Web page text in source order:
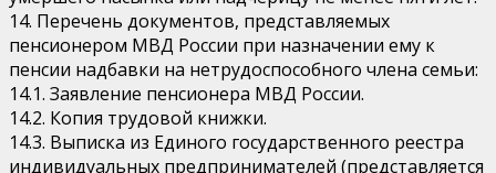
14. Перечень документов, представляемых
пенсионером МВД России при назначении ему к
пенсии надбавки на нетрудоспособного члена семьи:
14.1. Заявление пенсионера МВД России.
14.2. Копия трудовой книжки.
14.3. Выписка из Единого государственного реестра
индивидуальных предпринимателей (представляется